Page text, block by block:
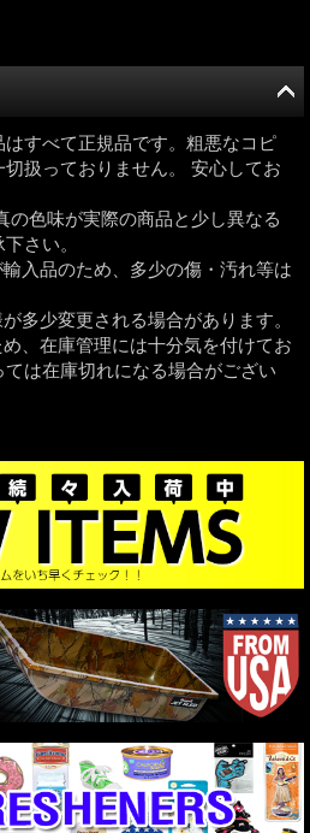
すべて正規品です。粗悪なコピ
扱っておりません。 安心してお
色味が実際の商品と少し異なる
さい。
入品のため、多少の傷・汚れ等は
多少変更される場合があります。
、在庫管理には十分気を付けてお
は在庫切れになる場合がござい